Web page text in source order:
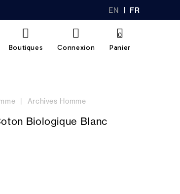
EN FR
Boutiques Connexion Panier
0
Archives Homme
Biologique Blanc